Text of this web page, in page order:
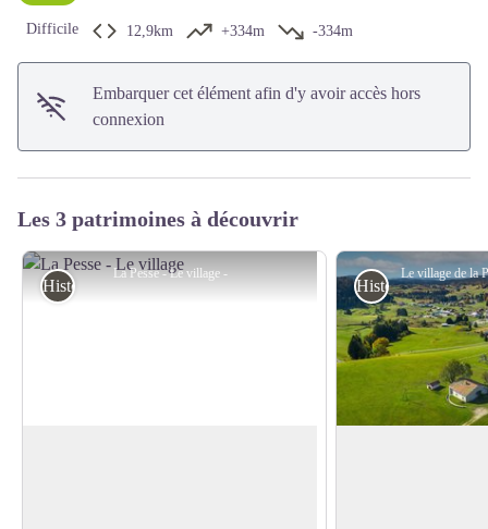
Difficile 12,9km +334m -334m
Embarquer cet élément afin d'y avoir accès hors
connexion
Les 3 patrimoines à découvrir
La Pesse - Le village -
Histoire et Patrimoine Histoire et